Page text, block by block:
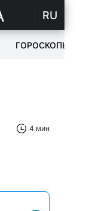
RU
ГОРОСКОПЫ
4 мин